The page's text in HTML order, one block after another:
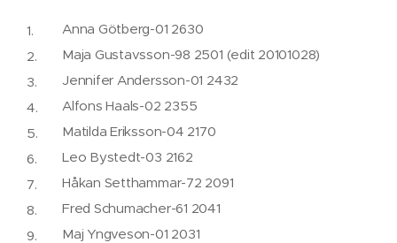
Anna Götberg-01 2630
Maja Gustavsson-98 2501 (edit 20101028)
Jennifer Andersson-01 2432
Alfons Haals-02 2355
Matilda Eriksson-04 2170
Leo Bystedt-03 2162
Håkan Setthammar-72 2091
Fred Schumacher-61 2041
Maj Yngveson-01 2031